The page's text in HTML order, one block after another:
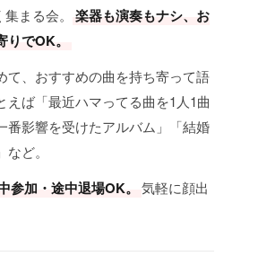
まる会。
楽器も演奏もナシ、お
でOK。
て、おすすめの曲を持ち寄って語
えば「最近ハマってる曲を1人1曲
番影響を受けたアルバム」「結婚
ど。
参加・途中退場OK。 気軽に顔出